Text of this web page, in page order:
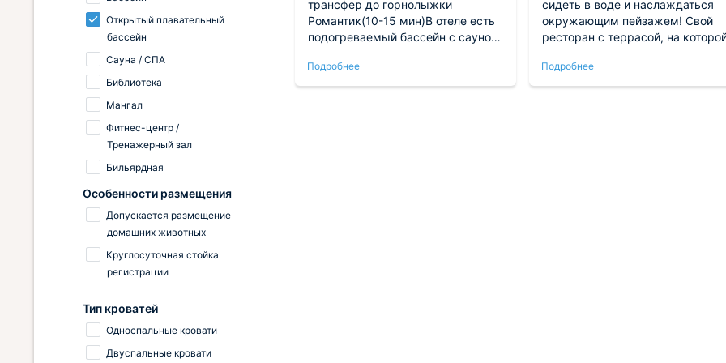
насыщенных и приятных! За
стоимость номера получили
доступ к сервису, бассейн,
вкусный завтрак. Для бассейна
ежедневно выдают полотенца и
свежие халаты – максимально
удобно! На подъемник и обратно
доставляет трансфер. Есть
классные зоны отдыха. Мы еще
хотим.
Подробнее
трансфер до горнолыжки
Романтик(10-15 мин)В отеле есть
подогреваемый бассейн с сауной
Отдыхом остались
довольны.Девушка на ресепшене
Подробнее
сидеть в воде и наслаждаться
окружающим пейзажем! Свой
ресторан с террасой, на
хорошо устроено. Даже есть
колонка Алиса, а еще
Подробнее
Открытый плавательный
бассейн
Сауна / СПА
Библиотека
Мангал
Фитнес-центр /
Тренажерный зал
Бильярдная
Особенности размещения
Допускается размещение
домашних животных
Круглосуточная стойка
регистрации
Тип кроватей
Односпальные кровати
Двуспальные кровати